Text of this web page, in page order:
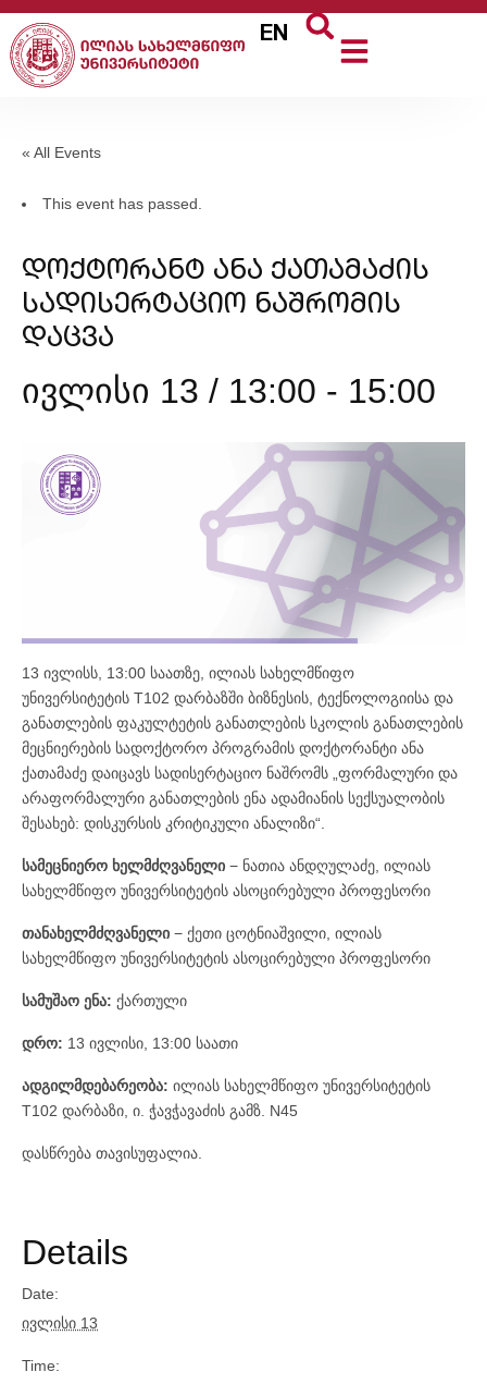
EN
« All Events
This event has passed.
დოქტორანტ ანა ქათამაძის
სადისერტაციო ნაშრომის
დაცვა
ივლისი 13 / 13:00 - 15:00
13 ივლისს, 13:00 საათზე, ილიას სახელმწიფო
უნივერსიტეტის T102 დარბაზში ბიზნესის, ტექნოლოგიისა და
განათლების ფაკულტეტის განათლების სკოლის განათლების
მეცნიერების სადოქტორო პროგრამის დოქტორანტი ანა
ქათამაძე დაიცავს სადისერტაციო ნაშრომს „ფორმალური და
არაფორმალური განათლების ენა ადამიანის სექსუალობის
შესახებ: დისკურსის კრიტიკული ანალიზი“.
სამეცნიერო ხელმძღვანელი − ნათია ანდღულაძე, ილიას
სახელმწიფო უნივერსიტეტის ასოცირებული პროფესორი
თანახელმძღვანელი − ქეთი ცოტნიაშვილი, ილიას
სახელმწიფო უნივერსიტეტის ასოცირებული პროფესორი
სამუშაო ენა: ქართული
დრო: 13 ივლისი, 13:00 საათი
ადგილმდებარეობა: ილიას სახელმწიფო უნივერსიტეტის
T102 დარბაზი, ი. ჭავჭავაძის გამზ. N45
დასწრება თავისუფალია.
Details
Date:
ივლისი 13
Time: